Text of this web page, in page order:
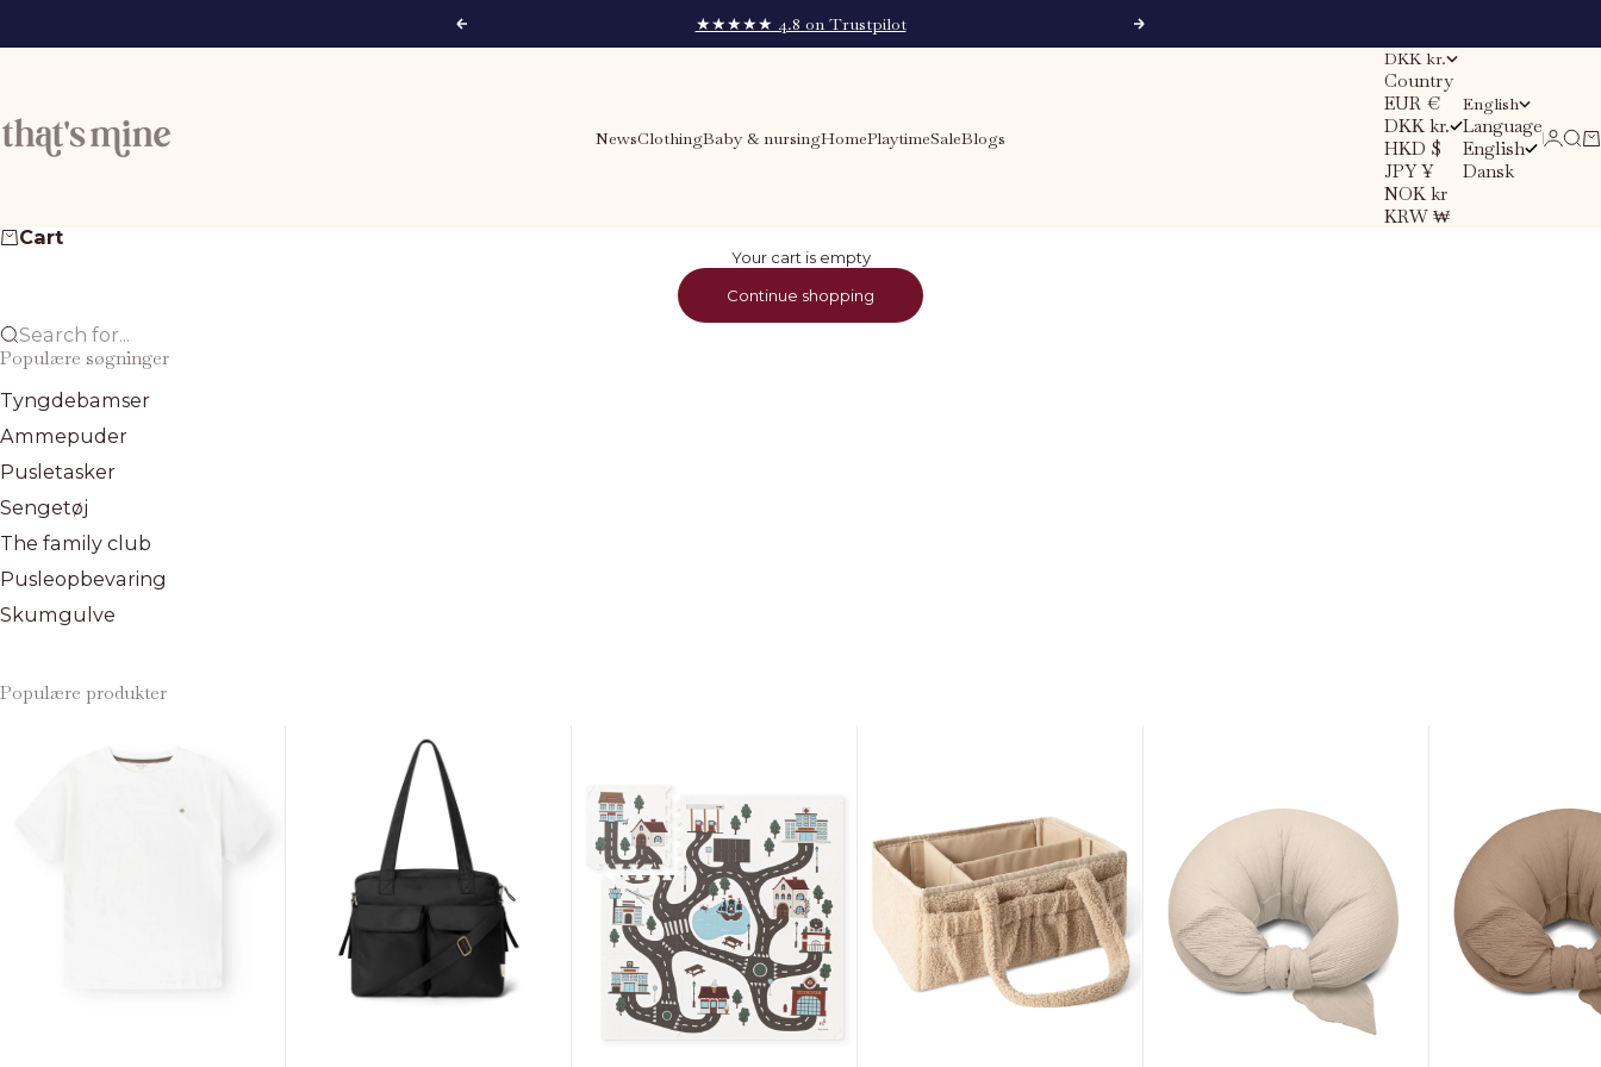
Previous
★★★★★ 4.8 on Trustpilot Next
That's Mine
NewsClothingBaby & nursingHomePlaytimeSaleBlogs
DKK kr.
Country
EUR €
DKK kr.
HKD $
JPY ¥
NOK kr
KRW ₩
English
Language
English
Dansk
Login
Cart
Your cart is empty
Continue shopping
Search for...
Populære søgninger
Tyngdebamser
Ammepuder
Pusletasker
Sengetøj
The family club
Pusleopbevaring
Skumgulve
Populære produkter